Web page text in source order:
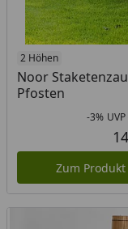
2 Höhen
Noor
Pfosten
-3% UVP
Zum Produkt